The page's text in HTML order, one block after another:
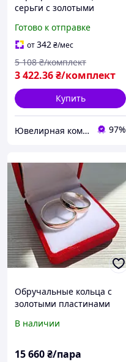
серьги с золотыми
Готово к отправке
от342₴/мес
3 422.36₴/комплект
5 108 ₴/комплект
Купить
Ювелирная компания "DIVA" 97%
Обручальные кольца с
золотыми пластинами
любви" свадебные кольца
В наличии
15 660₴/пара